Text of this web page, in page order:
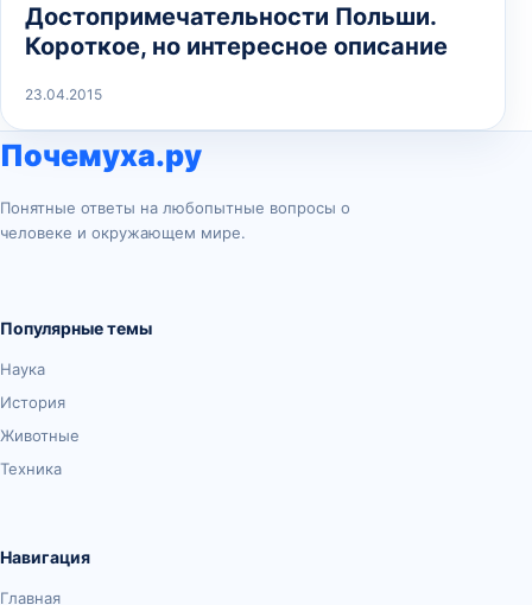
Достопримечательности Польши.
Короткое, но интересное описание
23.04.2015
Почемуха.ру
Понятные ответы на любопытные вопросы о
человеке и окружающем мире.
Популярные темы
Наука
История
Животные
Техника
Навигация
Главная